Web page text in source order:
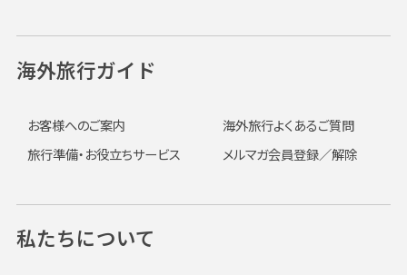
海外旅行ガイド
お客様へのご案内
海外旅行よくあるご質問
旅行準備・お役立ちサービス
メルマガ会員登録／解除
私たちについて